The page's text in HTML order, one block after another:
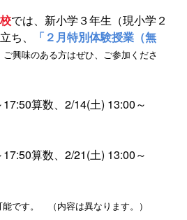
では、新小学３年生（現小学２
ち、
「２月特別体験授業（無
興味のある方はぜひ、ご参加くださ
算数、2/14(土) 13:00～
算数、2/21(土) 13:00～
す。 （内容は異なります。）